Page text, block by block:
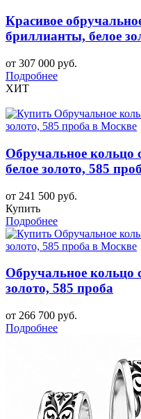
Красивое
бриллианты, белое
от 307 000 руб.
Подробнее
ХИТ
Обручальное кольцо
белое золото, 585
от 241 500 руб.
Купить
Подробнее
Обручальное кольцо
золото, 585 проба
от 266 700 руб.
Подробнее